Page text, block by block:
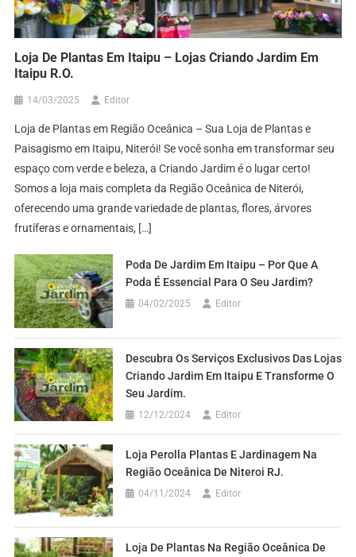
Loja De Plantas Em Itaipu – Lojas Criando Jardim Em
Itaipu R.O.
14/03/2025 Editor
Loja de Plantas em Região Oceânica – Sua Loja de Plantas e
Paisagismo em Itaipu, Niterói! Se você sonha em transformar seu
espaço com verde e beleza, a Criando Jardim é o lugar certo!
Somos a loja mais completa da Região Oceânica de Niterói,
oferecendo uma grande variedade de plantas, flores, árvores
frutíferas e ornamentais, […]
Poda De Jardim Em Itaipu – Por Que A
Poda É Essencial Para O Seu Jardim?
04/02/2025 Editor
Descubra Os Serviços Exclusivos Das Lojas
Criando Jardim Em Itaipu E Transforme O
Seu Jardim.
12/12/2024 Editor
Loja Perolla Plantas E Jardinagem Na
Região Oceânica De Niteroi RJ.
04/11/2024 Editor
Loja De Plantas Na Região Oceânica De